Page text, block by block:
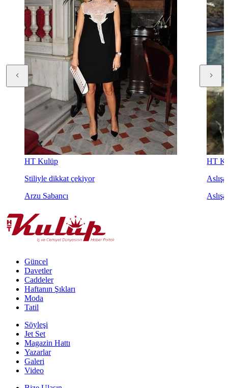
HT Kulüp
Stiliyle dikkat çekiyor
Arzu Sabancı
HT
Güncel
Davetler
Caddeler
Haftanın Şıkları
Moda
Tatil
Söyleşi
Jet Set
Magazin Hattı
Yazarlar
Galeri
Video